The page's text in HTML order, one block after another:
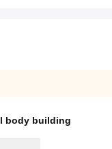
body building